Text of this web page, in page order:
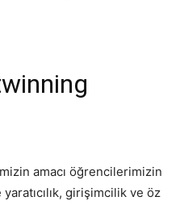
amacı öğrencilerimizin
girişimcilik ve öz